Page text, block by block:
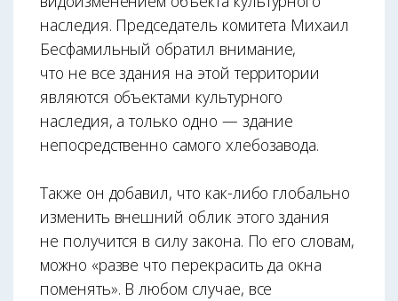
наследия. Председатель комитета Михаил
Бесфамильный обратил внимание,
что не все здания на этой территории
являются объектами культурного
наследия, а только одно — здание
непосредственно самого хлебозавода.
Также он добавил, что как-либо глобально
изменить внешний облик этого здания
не получится в силу закона. По его словам,
можно «разве что перекрасить да окна
поменять». В любом случае, все